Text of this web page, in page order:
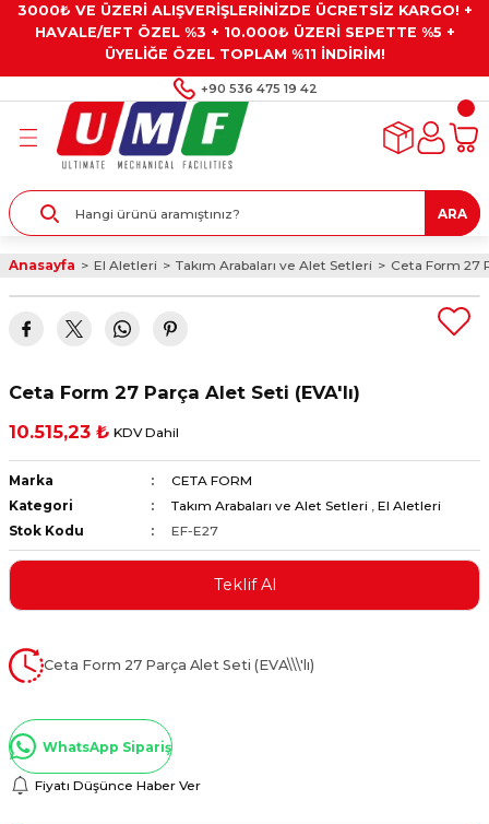
3000₺ VE ÜZERİ ALIŞVERİŞLERİNİZDE ÜCRETSİZ KARGO! +
HAVALE/EFT ÖZEL %3 + 10.000₺ ÜZERİ SEPETTE %5 +
ÜYELİĞE ÖZEL TOPLAM %11 İNDİRİM!
+90 536 475 19 42
Geri Dön
Kaplamalar
Geri Dön
Geri Dön
Gresler
Geri Dön
ve Alet Setleri
ve Multimetreler
ve Penseler
Geri Dön
Taşları ve
ARA
Anasayfa El Aletleri Takım Arabaları ve Alet Setleri Ceta Form 27
Ceta Form 27 Parça Alet Seti (EVA'lı)
10.515,23 ₺ KDV Dahil
Marka
CETA FORM
Kategori
Takım Arabaları ve Alet Setleri , El Aletleri
Stok Kodu
EF-E27
Teklif Al
Ceta Form 27 Parça Alet Seti (EVA\\\'lı)
WhatsApp Sipariş
Fiyatı Düşünce Haber Ver